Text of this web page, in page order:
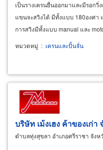
เป็นรางเครนยื่นออกมาและมีรอกวิ่
แขนจะสวิงได้ มีทั้งแบบ 180องศา
การสวิงมีทั้งแบบ manual และ
สามารถออกแบบติดตั้งเครนแขนยื่
แบบตั้งเสา jib crane pillar type
หมวดหมู่ : เครนและปั้นจั่น
บริษัท เม้งเฮง ค้าของเก่า
ตำบลทุ่งสุขลา อำเภอศรีราชา จัง